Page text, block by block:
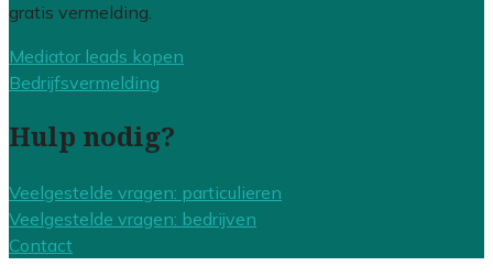
gratis vermelding.
Mediator leads kopen
Bedrijfsvermelding
Hulp nodig?
Veelgestelde vragen: particulieren
Veelgestelde vragen: bedrijven
Contact